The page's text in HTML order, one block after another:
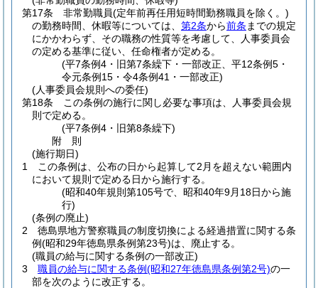
第17条
非常勤職員(定年前再任用短時間勤務職員を除く。)
の勤務時間、休暇等については、 第2条から前条 までの規定
にかかわらず、その職務の性質等を考慮して、人事委員会
の定める基準に従い、任命権者が定める。
(平7条例4・旧第7条繰下・一部改正、平12条例5・
令元条例15・令4条例41・一部改正)
(人事委員会規則への委任)
第18条
この条例の施行に関し必要な事項は、人事委員会規
則で定める。
(平7条例4・旧第8条繰下)
附 則
(施行期日)
1
この条例は、公布の日から起算して2月を超えない範囲内
において規則で定める日から施行する。
(昭和40年規則第105号で、昭和40年9月18日から施
行)
(条例の廃止)
2
徳島県地方警察職員の制度切換による経過措置に関する条
例(昭和29年徳島県条例第23号)は、廃止する。
(職員の給与に関する条例の一部改正)
3
職員の給与に関する条例(昭和27年徳島県条例第2号)の一
部を次のように改正する。